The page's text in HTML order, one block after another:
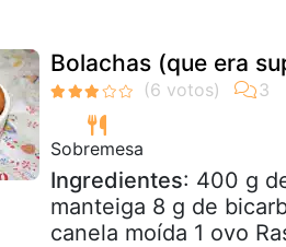
Bolachas (que era
Sobremesa
Ingredientes: 400 g
manteiga 8 g de
canela moída 1 ovo